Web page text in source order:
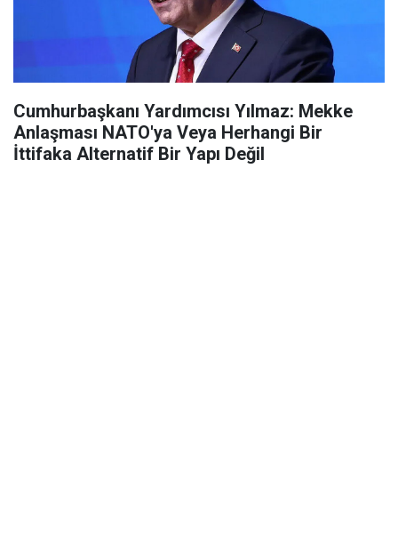
Cumhurbaşkanı Yardımcısı Yılmaz: Mekke
Anlaşması NATO'ya Veya Herhangi Bir
İttifaka Alternatif Bir Yapı Değil